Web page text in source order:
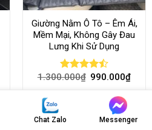
Giường Nằm Ô Tô – Êm Ái,
Mềm Mại, Không Gây Đau
Lưng Khi Sử Dụng
Rated
1.300.000₫ 990.000₫
-37%
Chat Zalo Messenger